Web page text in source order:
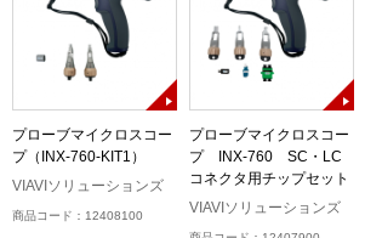
プローブマイクロスコー
プ（INX-760-KIT1）
VIAVIソリューションズ
商品コード：12408100
プローブマイクロスコー
プ INX-760 SC・LC
コネクタ用チップセット
VIAVIソリューションズ